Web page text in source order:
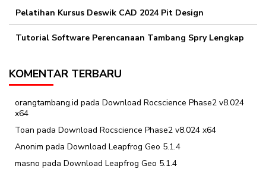
Pelatihan Kursus Deswik CAD 2024 Pit Design
Tutorial Software Perencanaan Tambang Spry Lengkap
KOMENTAR TERBARU
orangtambang.id pada Download Rocscience Phase2 v8.024
x64
Toan pada Download Rocscience Phase2 v8.024 x64
Anonim pada Download Leapfrog Geo 5.1.4
masno pada Download Leapfrog Geo 5.1.4